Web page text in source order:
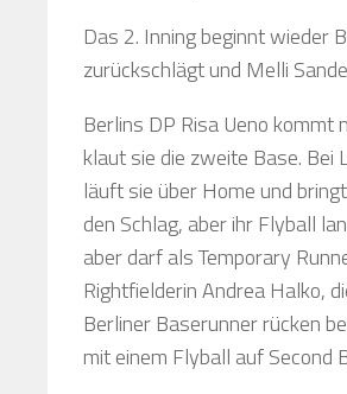
Das 2. Inning beginnt wieder
zurückschlägt und Melli
Berlins DP Risa Ueno
klaut sie die zweite Base.
läuft sie über Home und
den Schlag, aber ihr Flyball
aber darf als Temporary
Rightfielderin Andrea Halko,
Berliner Baserunner rücken
mit einem Flyball auf Second